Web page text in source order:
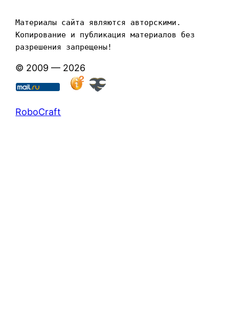
Материалы сайта являются авторскими.
Копирование и публикация материалов без
разрешения запрещены!
© 2009 — 2026
RoboCraft